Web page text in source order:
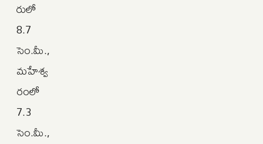
రులో
8.7
సెం.మీ.,
మహేశ్వ
రంలో
7.3
సెం.మీ.,